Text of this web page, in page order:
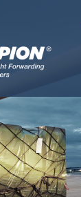
DE CARGA